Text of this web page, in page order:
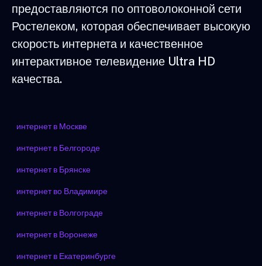
предоставляются по оптоволоконной сети
Ростелеком, которая обеспечивает высокую
скорость интернета и качественное
интерактивное телевидение Ultra HD
качества.
интернет в Москве
интернет в Белгороде
интернет в Брянске
интернет во Владимире
интернет в Волгограде
интернет в Воронеже
интернет в Екатеринбурге